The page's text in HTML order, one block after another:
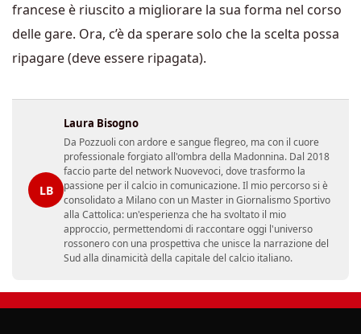
francese è riuscito a migliorare la sua forma nel corso
delle gare. Ora, c’è da sperare solo che la scelta possa
ripagare (deve essere ripagata).
LB
Laura Bisogno
Da Pozzuoli con ardore e sangue flegreo, ma con il cuore
professionale forgiato all'ombra della Madonnina. Dal 2018
faccio parte del network Nuovevoci, dove trasformo la
passione per il calcio in comunicazione. Il mio percorso si è
consolidato a Milano con un Master in Giornalismo Sportivo
alla Cattolica: un'esperienza che ha svoltato il mio
approccio, permettendomi di raccontare oggi l'universo
rossonero con una prospettiva che unisce la narrazione del
Sud alla dinamicità della capitale del calcio italiano.